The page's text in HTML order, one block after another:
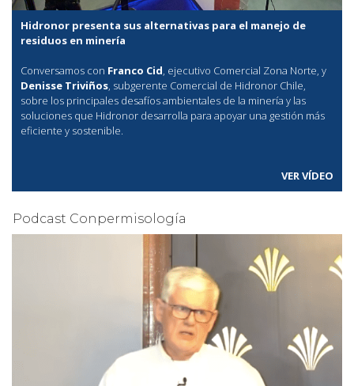
Hidronor presenta sus alternativas para el manejo de
residuos en minería
Conversamos con Franco Cid, ejecutivo Comercial Zona Norte, y
Denisse Triviños, subgerente Comercial de Hidronor Chile,
sobre los principales desafíos ambientales de la minería y las
soluciones que Hidronor desarrolla para apoyar una gestión más
eficiente y sostenible.
VER VÍDEO
Podcast Conpermisología